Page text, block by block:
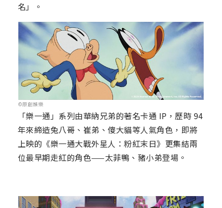
名」。
©原創娛樂
「樂一通」系列由華納兄弟的著名卡通 IP，歷時 94
年來締造兔八哥、崔弟、傻大貓等人氣角色，即將
上映的《樂一通大戰外星人：粉紅末日》更集結兩
位最早期走紅的角色——太菲鴨、豬小弟登場。